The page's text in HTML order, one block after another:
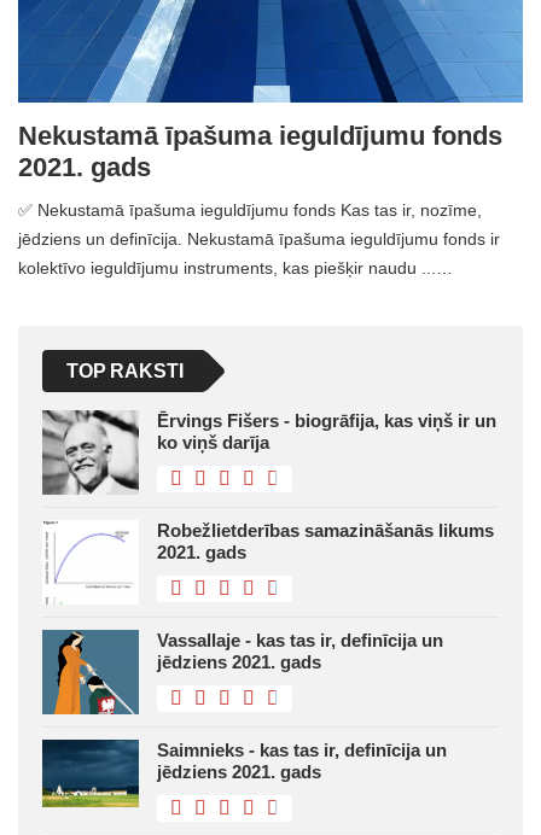
Nekustamā īpašuma ieguldījumu fonds
2021. gads
✅ Nekustamā īpašuma ieguldījumu fonds Kas tas ir, nozīme,
jēdziens un definīcija. Nekustamā īpašuma ieguldījumu fonds ir
kolektīvo ieguldījumu instruments, kas piešķir naudu ...…
TOP RAKSTI
Ērvings Fišers - biogrāfija, kas viņš ir un
ko viņš darīja
Robežlietderības samazināšanās likums
2021. gads
Vassallaje - kas tas ir, definīcija un
jēdziens 2021. gads
Saimnieks - kas tas ir, definīcija un
jēdziens 2021. gads